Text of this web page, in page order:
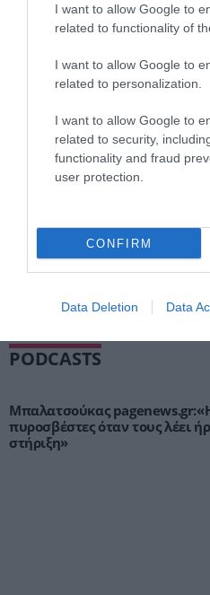
I want to allow Google to
related to functionality of
I want to allow Google to
related to personalization.
I want to allow Google to
related to security,
functionality and fraud
user protection.
CONFIRM
Data Deletion Data
PODCASTS
Μπαλατσούκας
πυροσβέστες όταν τους λέει
στήριξη»